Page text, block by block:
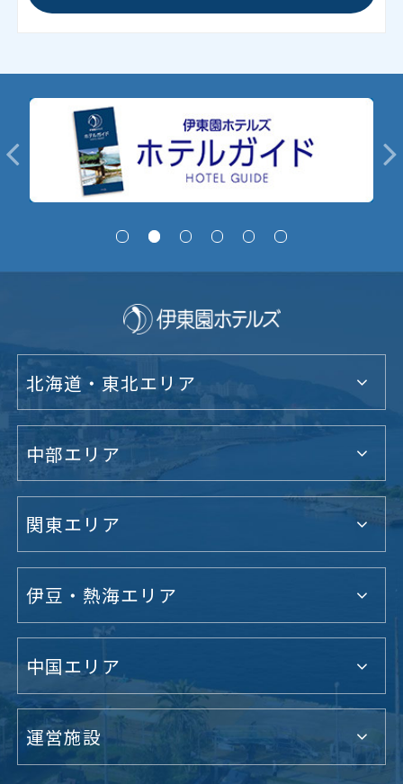
北海道・東北エリア
中部エリア
関東エリア
伊豆・熱海エリア
中国エリア
運営施設